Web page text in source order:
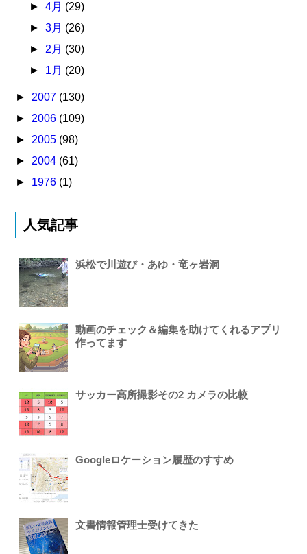
► 4月 (29)
► 3月 (26)
► 2月 (30)
► 1月 (20)
► 2007 (130)
► 2006 (109)
► 2005 (98)
► 2004 (61)
► 1976 (1)
人気記事
浜松で川遊び・あゆ・竜ヶ岩洞
動画のチェック＆編集を助けてくれるアプリ
作ってます
サッカー高所撮影その2 カメラの比較
Googleロケーション履歴のすすめ
文書情報管理士受けてきた